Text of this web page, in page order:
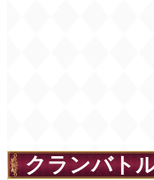
クランバト